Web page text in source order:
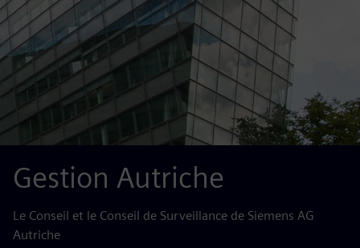
Gestion Autriche
Le Conseil et le Conseil de Surveillance de Siemens AG
Autriche